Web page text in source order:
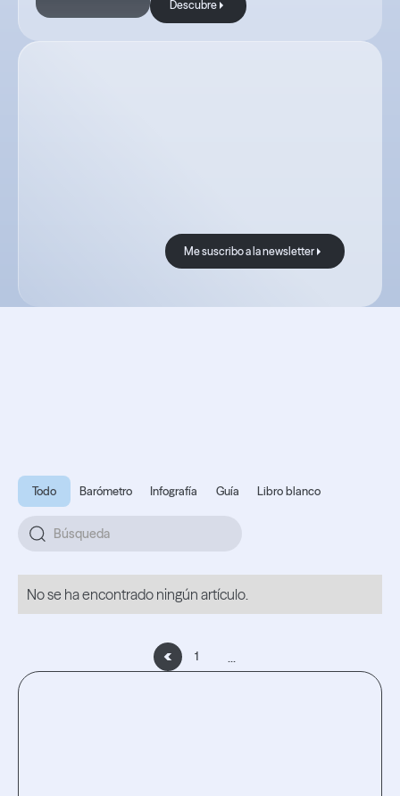
Descubre
Me suscribo a la
Me suscribo a la newsletter
Todo Barómetro Infografía Guía Libro blanco
No se ha encontrado ningún artículo.
1